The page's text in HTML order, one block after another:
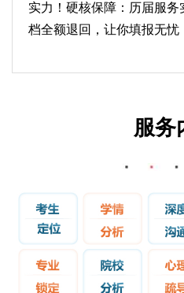
实力！硬核保障：历届服
档全额退回，让你填报无忧
服务